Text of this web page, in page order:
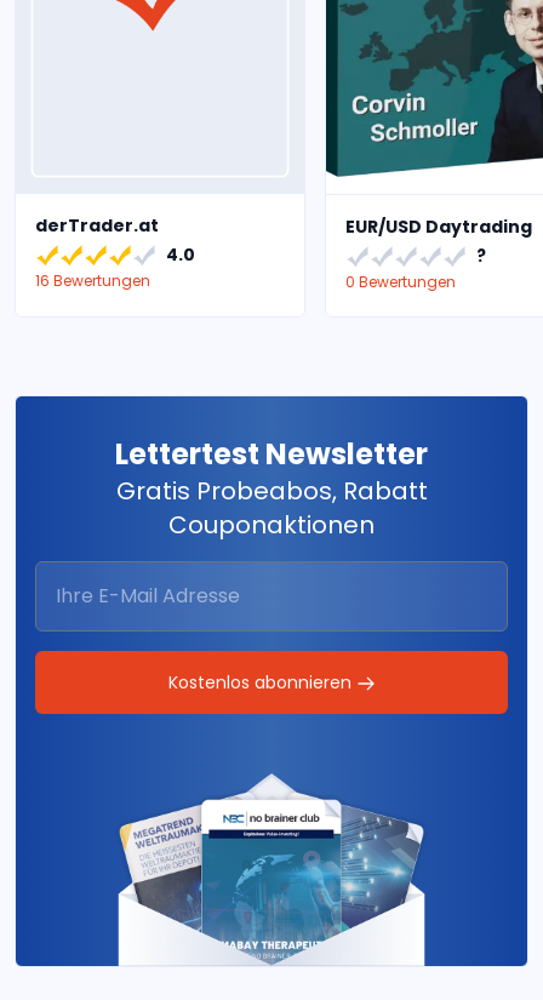
derTrader.at
4.0
16 Bewertungen
EUR/USD Daytrading
?
0 Bewertungen
Lettertest Newsletter
Gratis Probeabos, Rabatt
Couponaktionen
Kostenlos abonnieren